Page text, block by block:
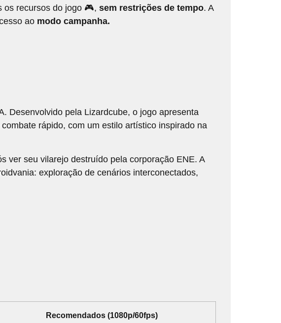
os recursos do jogo 🎮, sem restrições de tempo. A
ao modo campanha.
Desenvolvido pela Lizardcube, o jogo apresenta
rápido, com um estilo artístico inspirado na
ver seu vilarejo destruído pela corporação ENE. A
exploração de cenários interconectados,
Recomendados (1080p/60fps)